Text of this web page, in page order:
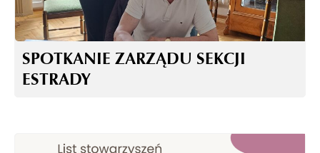
SPOTKANIE ZARZĄDU SEKCJI
ESTRADY